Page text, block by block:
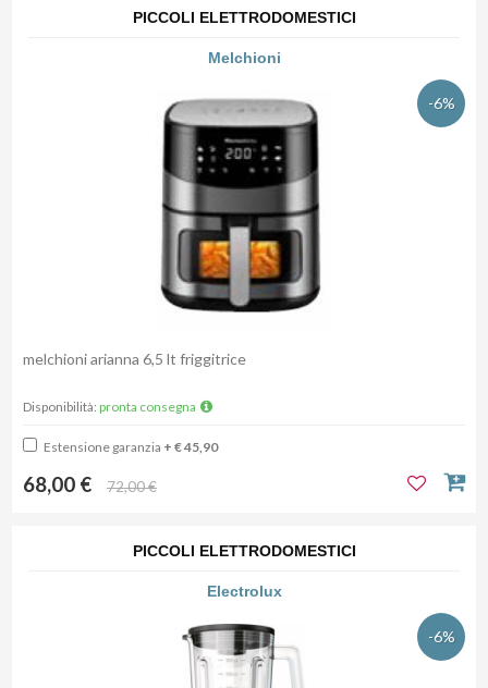
PICCOLI ELETTRODOMESTICI
Melchioni
-6%
melchioni arianna 6,5 lt friggitrice
Disponibilità: pronta consegna
Estensione garanzia + € 45,90
68,00 € 72,00 €
PICCOLI ELETTRODOMESTICI
Electrolux
-6%